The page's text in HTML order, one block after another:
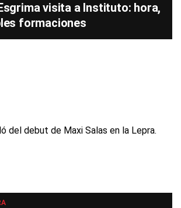
visita a Instituto: hora,
formaciones